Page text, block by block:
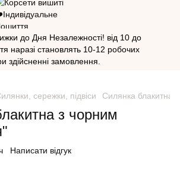
до Дня Незалежності! від 10 до
наразі становлять 10-12 робочих
здійсненні замовлення.
сережки, підвіси Силянка блакитна
з чорним
Написати відгук